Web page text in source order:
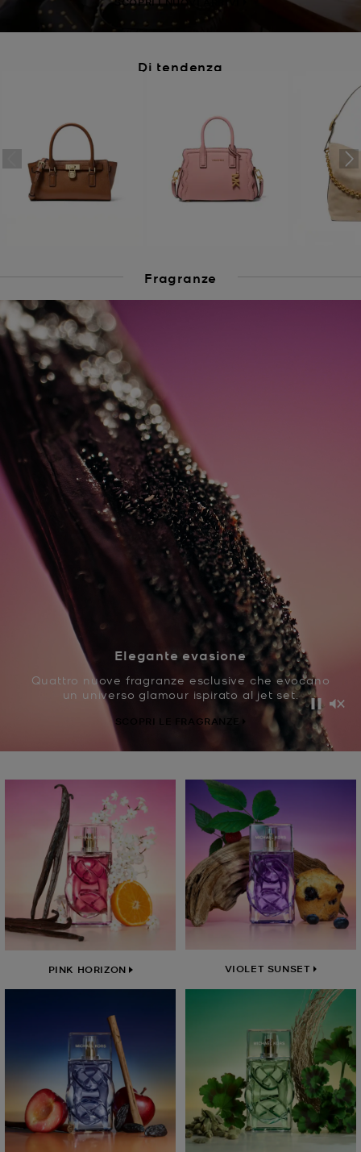
Di tendenza
Fragranze
Pausa
Elegante evasione
Quattro nuove fragranze esclusive che evocano
un universo glamour ispirato al jet set.
SCOPRI LE FRAGRANZE
PINK HORIZON VIOLET SUNSET